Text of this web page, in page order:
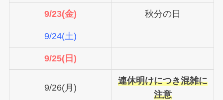
9/23(金) 秋分の日
9/24(土)
9/25(日)
9/26(月)
連休明けにつき混雑に
注意